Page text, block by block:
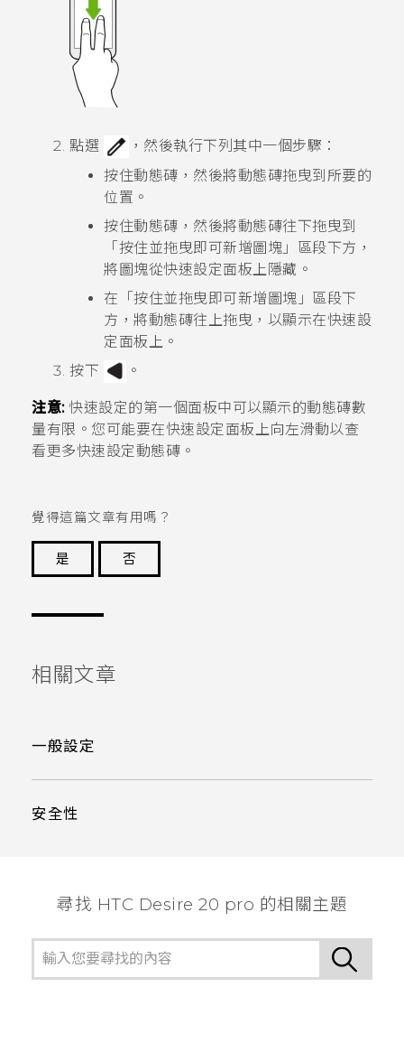
點選
，然後執行下列其中一個步驟：
按住動態磚，然後將動態磚拖曳到所要的
位置。
按住動態磚，然後將動態磚往下拖曳到
「按住並拖曳即可新增圖塊」
區段下方，
將圖塊從快速設定面板上隱藏。
在 「按住並拖曳即可新增圖塊」
區段下
方，將動態磚往上拖曳，以顯示在快速設
定面板上。
按下
。
注意: 快速設定的第一個面板中可以顯示的動態磚數
量有限。您可能要在快速設定面板上向左滑動以查
看更多快速設定動態磚。
覺得這篇文章有用嗎？
是
否
相關文章
一般設定
安全性
尋找 ‎HTC Desire 20 pro 的相關主題